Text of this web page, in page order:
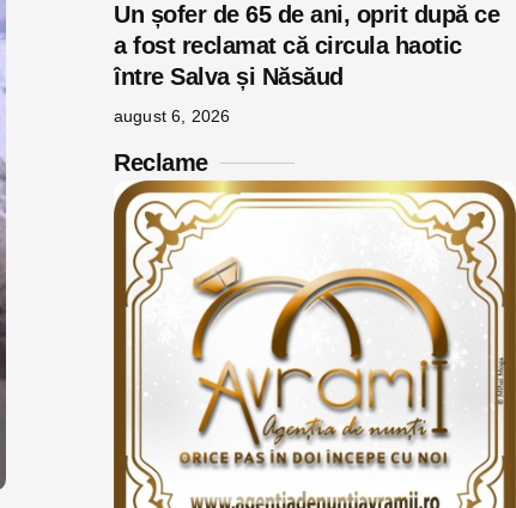
Un șofer de 65 de ani, oprit după ce
a fost reclamat că circula haotic
între Salva și Năsăud
august 6, 2026
Reclame